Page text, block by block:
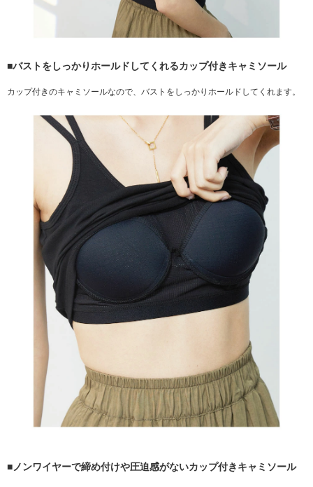
■バストをしっかりホールドしてくれるカップ付きキャミソール
カップ付きのキャミソールなので、バストをしっかりホールドしてくれます。
■ノンワイヤーで締め付けや圧迫感がないカップ付きキャミソール